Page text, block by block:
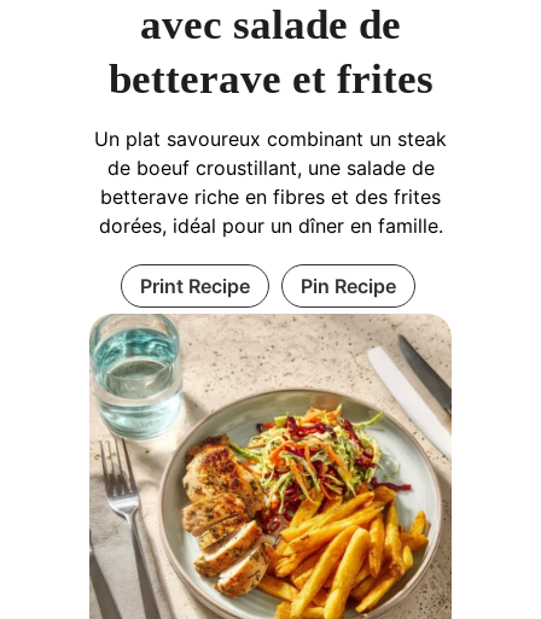
avec salade de
betterave et frites
Un plat savoureux combinant un steak
de boeuf croustillant, une salade de
betterave riche en fibres et des frites
dorées, idéal pour un dîner en famille.
Print Recipe Pin Recipe